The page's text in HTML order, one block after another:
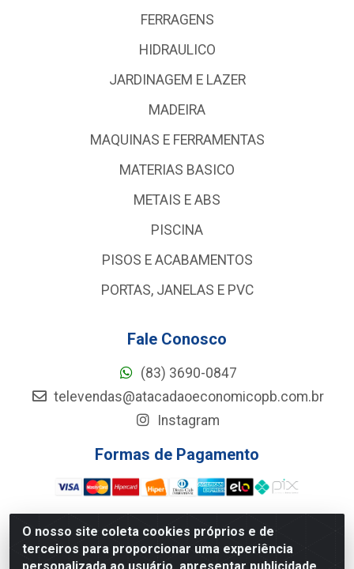
O nosso site coleta cookies próprios e de
terceiros para proporcionar uma experiência
FERRAGENS
HIDRAULICO
JARDINAGEM E LAZER
MADEIRA
MAQUINAS E FERRAMENTAS
MATERIAS BASICO
METAIS E ABS
PISCINA
PISOS E ACABAMENTOS
PORTAS, JANELAS E PVC
Fale Conosco
(83) 3690-0847
televendas@atacadaoeconomicopb.com.br
Instagram
Formas de Pagamento
Atacadão Econômico - Rua Jose Ferreira De Lima, 127 -
GALPÃO 102 - Jardim Veneza, João Pessoa/PB - CEP